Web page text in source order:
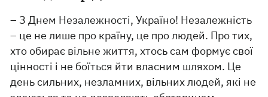
– З Днем Незалежності, Україно! Незалежність
– це не лише про країну, це про людей. Про тих,
хто обирає вільне життя, хтось сам формує свої
цінності і не боїться йти власним шляхом. Це
день сильних, незламних, вільних людей, які не